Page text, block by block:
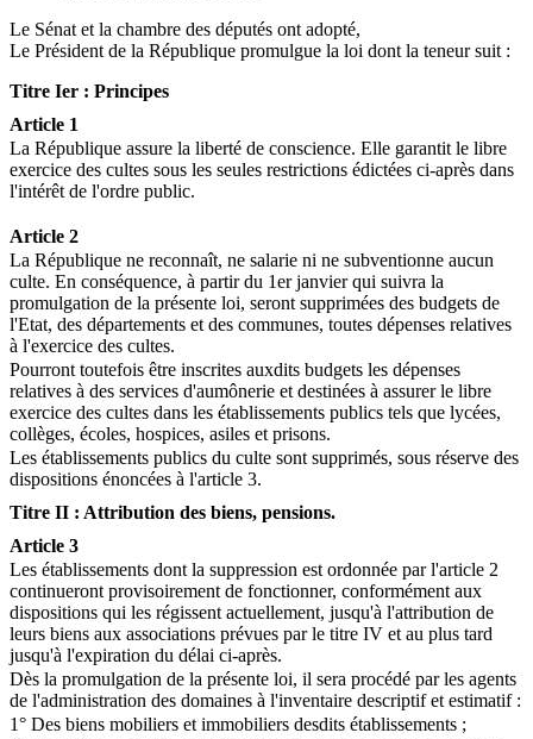
Le Sénat et la chambre des députés ont adopté,
Le Président de la République promulgue la loi dont la teneur suit :
Titre Ier : Principes
Article 1
La République assure la liberté de conscience. Elle garantit le libre
exercice des cultes sous les seules restrictions édictées ci-après dans
l'intérêt de l'ordre public.
Article 2
La République ne reconnaît, ne salarie ni ne subventionne aucun
culte. En conséquence, à partir du 1er janvier qui suivra la
promulgation de la présente loi, seront supprimées des budgets de
l'Etat, des départements et des communes, toutes dépenses relatives
à l'exercice des cultes.
Pourront toutefois être inscrites auxdits budgets les dépenses
relatives à des services d'aumônerie et destinées à assurer le libre
exercice des cultes dans les établissements publics tels que lycées,
collèges, écoles, hospices, asiles et prisons.
Les établissements publics du culte sont supprimés, sous réserve des
dispositions énoncées à l'article 3.
Titre II : Attribution des biens, pensions.
Article 3
Les établissements dont la suppression est ordonnée par l'article 2
continueront provisoirement de fonctionner, conformément aux
dispositions qui les régissent actuellement, jusqu'à l'attribution de
leurs biens aux associations prévues par le titre IV et au plus tard
jusqu'à l'expiration du délai ci-après.
Dès la promulgation de la présente loi, il sera procédé par les agents
de l'administration des domaines à l'inventaire descriptif et estimatif :
1° Des biens mobiliers et immobiliers desdits établissements ;